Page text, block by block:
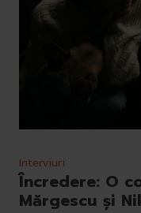
Interviuri
Încredere: O
Mărgescu și